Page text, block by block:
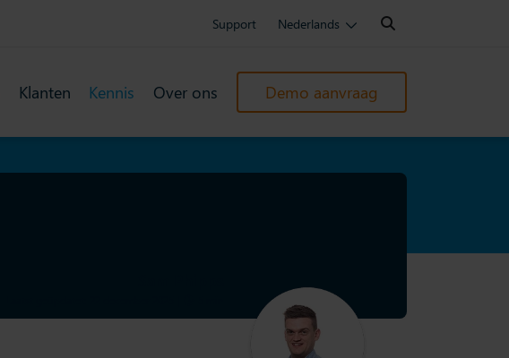
Support Nederlands
Search:
Klanten Kennis Over ons Demo aanvraag